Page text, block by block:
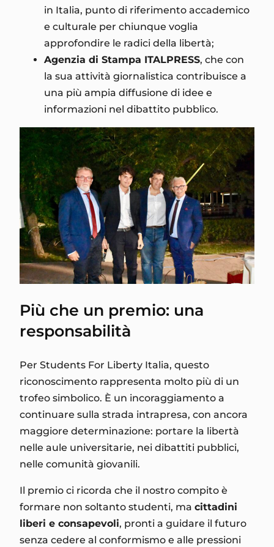
in Italia, punto di riferimento accademico
e culturale per chiunque voglia
approfondire le radici della libertà;
Agenzia di Stampa ITALPRESS, che con
la sua attività giornalistica contribuisce a
una più ampia diffusione di idee e
informazioni nel dibattito pubblico.
Più che un premio: una
responsabilità
Per Students For Liberty Italia, questo
riconoscimento rappresenta molto più di un
trofeo simbolico. È un incoraggiamento a
continuare sulla strada intrapresa, con ancora
maggiore determinazione: portare la libertà
nelle aule universitarie, nei dibattiti pubblici,
nelle comunità giovanili.
Il premio ci ricorda che il nostro compito è
formare non soltanto studenti, ma cittadini
liberi e consapevoli, pronti a guidare il futuro
senza cedere al conformismo e alle pressioni